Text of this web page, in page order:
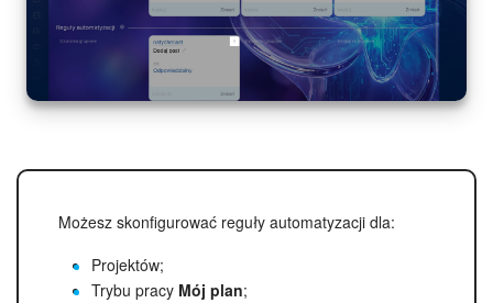
Ustawienia
Subskrypcja
Widżet pracownika
Centrum Kontaktowe
Możesz skonfigurować reguły automatyzacji dla:
Projektów;
Trybu pracy Mój plan;